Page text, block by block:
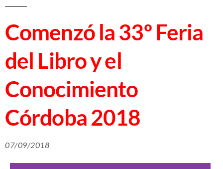
Comenzó la 33º Feria
del Libro y el
Conocimiento
Córdoba 2018
07/09/2018